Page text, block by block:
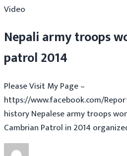
Video
Nepali army troops
patrol 2014
Please Visit My Page –
https://www.facebook.com/
history Nepalese army troops
Cambrian Patrol in 2014